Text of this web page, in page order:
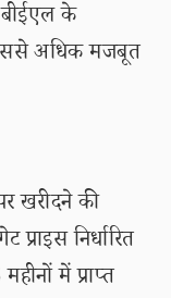
के
उससे अधिक मजबूत
खरीदने की
निर्धारित
में प्राप्त